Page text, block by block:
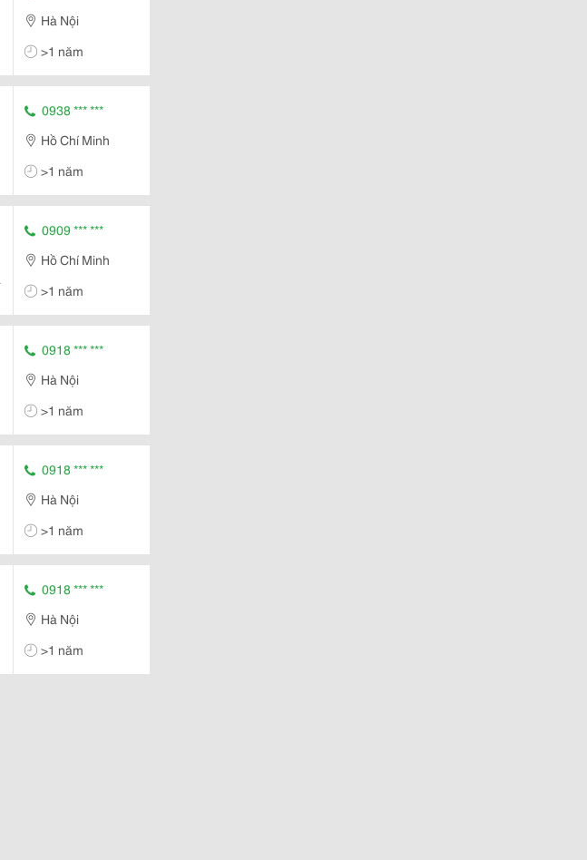
Hà Nội
>1 năm
0938 *** ***
Hồ Chí Minh
>1 năm
0909 *** ***
Hồ Chí Minh
>1 năm
0918 *** ***
Hà Nội
>1 năm
0918 *** ***
Hà Nội
>1 năm
0918 *** ***
Hà Nội
>1 năm